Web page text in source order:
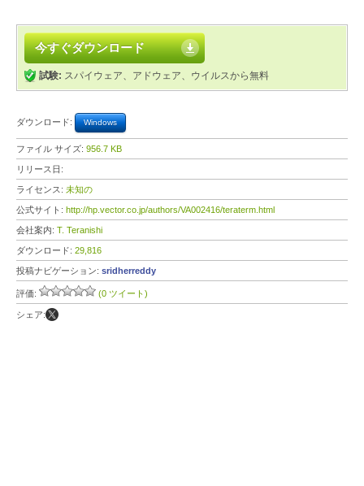
今すぐダウンロード
試験: スパイウェア、アドウェア、ウイルスから無料
ダウンロード: Windows
ファイル サイズ: 956.7 KB
リリース日:
ライセンス: 未知の
公式サイト: http://hp.vector.co.jp/authors/VA002416/teraterm.html
会社案内: T. Teranishi
ダウンロード: 29,816
投稿ナビゲーション: sridherreddy
評価: (0 ツイート)
シェア: